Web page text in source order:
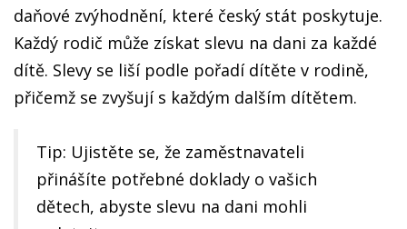
daňové zvýhodnění, které český stát poskytuje.
Každý rodič může získat slevu na dani za každé
dítě. Slevy se liší podle pořadí dítěte v rodině,
přičemž se zvyšují s každým dalším dítětem.
Tip: Ujistěte se, že zaměstnavateli
přinášíte potřebné doklady o vašich
dětech, abyste slevu na dani mohli